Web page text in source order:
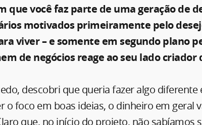
que você faz parte de uma geração de
motivados primeiramente pelo
viver – e somente em segundo plano
de negócios reage ao seu lado criador
descobri que queria fazer algo diferente
o foco em boas ideias, o dinheiro em geral
que, no início do projeto, não sabíamos